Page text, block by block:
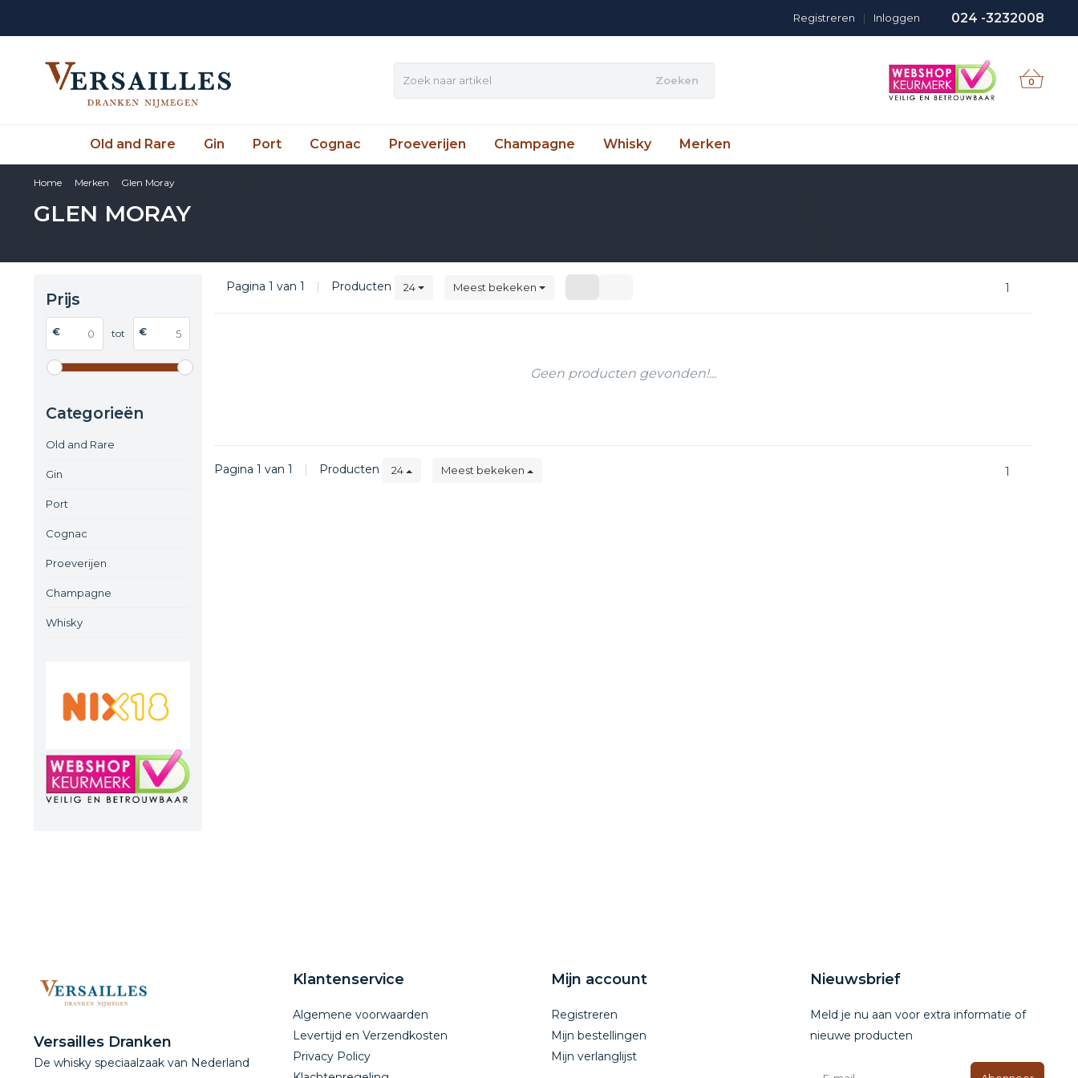
024 -3232008
Inloggen
|
Registreren
Zoeken 0
Old and Rare Gin Port Cognac Proeverijen Champagne Whisky Merken
Home Merken Glen Moray
GLEN MORAY
Prijs
€ tot €
Categorieën
Old and Rare
Gin
Port
Cognac
Proeverijen
Champagne
Whisky
Pagina 1 van 1 | Producten 24 Meest bekeken 1
Geen producten gevonden!...
Pagina 1 van 1 | Producten 24 Meest bekeken 1
Versailles Dranken
De whisky speciaalzaak van Nederland
Klantenservice
Algemene voorwaarden
Levertijd en Verzendkosten
Privacy Policy
Mijn account
Registreren
Mijn bestellingen
Mijn verlanglijst
Nieuwsbrief
Meld je nu aan voor extra informatie of
nieuwe producten